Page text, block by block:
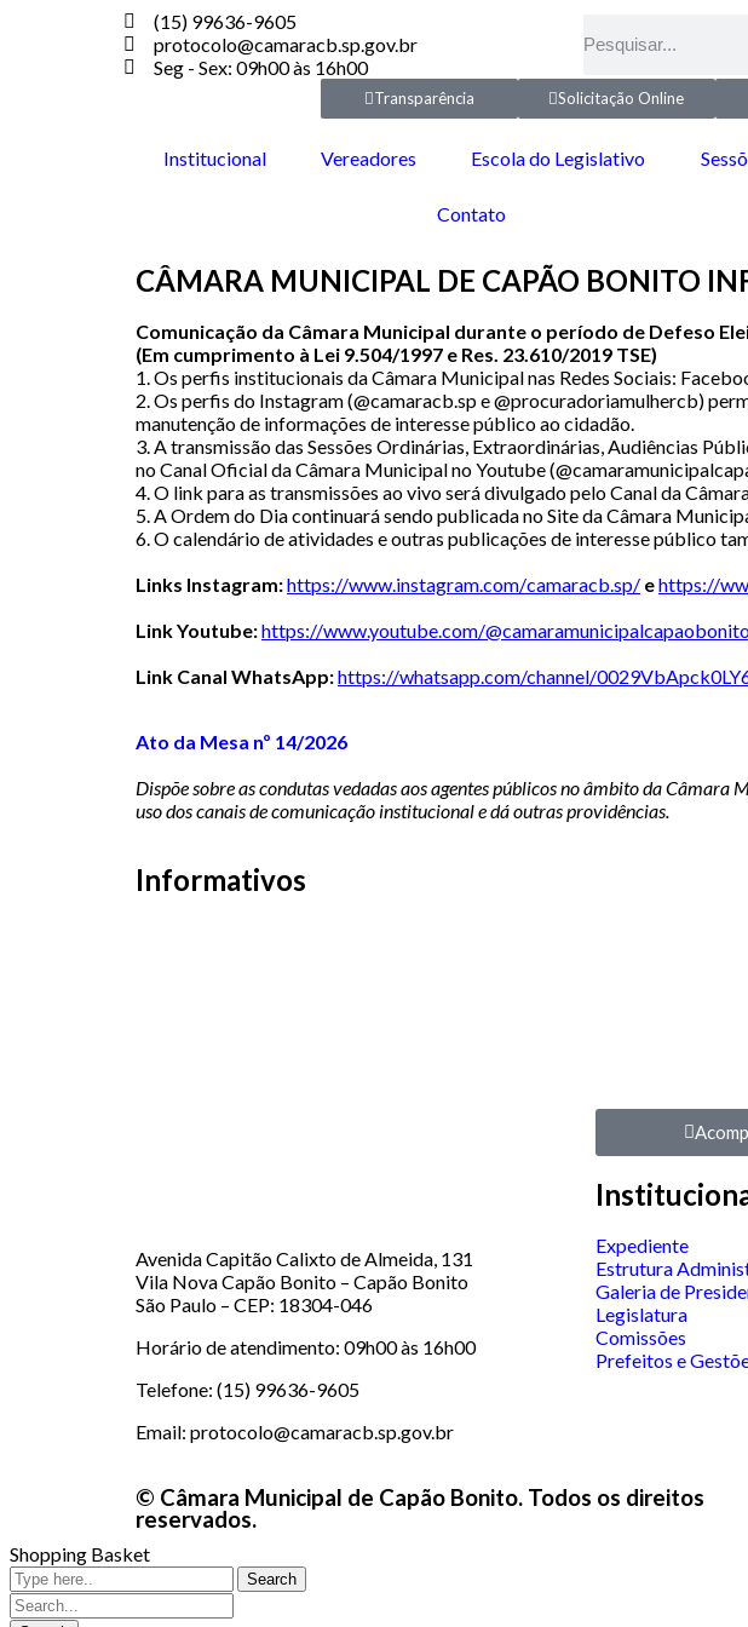
(15) 99636-9605
protocolo@camaracb.sp.gov.br
Seg - Sex: 09h00 às 16h00
Transparência Solicitação Online
Institucional Vereadores Escola do Legislativo
Contato
CÂMARA MUNICIPAL DE CAPÃO BONITO
Comunicação da Câmara Municipal durante o período de Defeso
(Em cumprimento à Lei 9.504/1997 e Res. 23.610/2019 TSE)
1. Os perfis institucionais da Câmara Municipal nas Redes Sociais:
2. Os perfis do Instagram (@camaracb.sp e @procuradoriamulhercb)
manutenção de informações de interesse público ao cidadão.
3. A transmissão das Sessões Ordinárias, Extraordinárias, Audiências
no Canal Oficial da Câmara Municipal no Youtube
4. O link para as transmissões ao vivo será divulgado pelo Canal da
5. A Ordem do Dia continuará sendo publicada no Site da Câmara
6. O calendário de atividades e outras publicações de interesse público
Links Instagram:https://www.instagram.com/camaracb.sp/ ehttps://
Link Youtube:https://www.youtube.com/@
Link Canal WhatsApp:https://whatsapp.com/channel/
Ato da Mesa nº 14/2026
Dispõe sobre as condutas vedadas aos agentes públicos no âmbito da
uso dos canais de comunicação institucional e dá outras providências.
Informativos
Avenida Capitão Calixto de Almeida, 131
Vila Nova Capão Bonito – Capão Bonito
São Paulo – CEP: 18304-046
Horário de atendimento: 09h00 às 16h00
Telefone: (15) 99636-9605
Email: protocolo@camaracb.sp.gov.br
Expediente
Estrutura
Galeria de
Legislatura
Comissões
Prefeitos e
© Câmara Municipal de Capão Bonito. Todos os direitos
reservados.
Shopping Basket